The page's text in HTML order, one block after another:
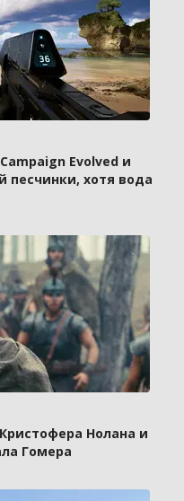
Evolved и
песчинки, хотя вода
Нолана и
Гомера